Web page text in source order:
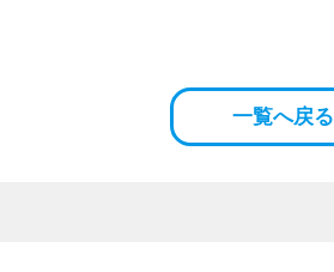
一覧へ戻る